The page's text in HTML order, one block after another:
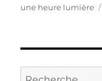
le
une heure lumière
Recherche